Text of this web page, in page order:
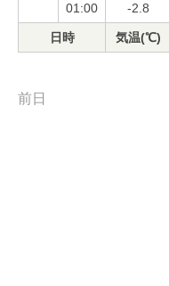
01:00 -2.8
日時 気温(℃)
前日